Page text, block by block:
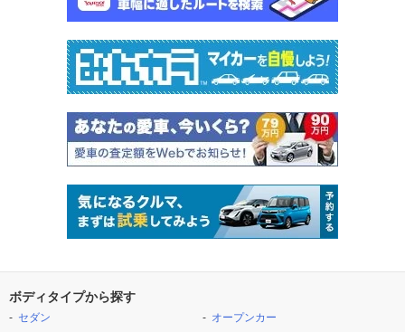
ボディタイプから探す
セダン
オープンカー